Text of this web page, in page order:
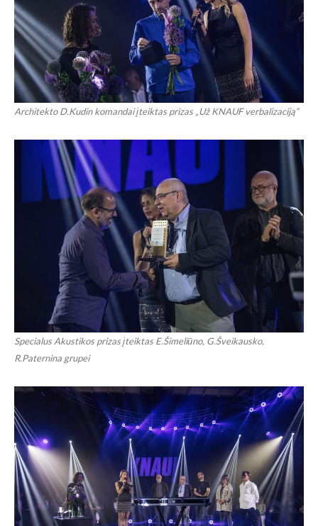
Architekto D.Kudin komandai įteiktas prizas „Už KNAUF verbalizaciją“
Specialus Akustikos prizas įteiktas E.Šimeliūno, G.Šveikausko,
R.Paternina grupei